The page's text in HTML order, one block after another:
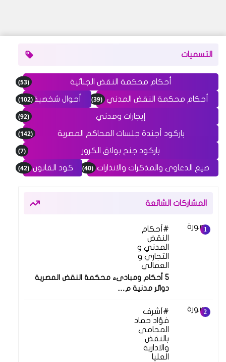
التسميات
أحكام محكمة النقض الجنائية (53)
أحكام محكمة النقض المدني (39) أحوال شخصية(102)
إيجارات ومدني (92)
باركود أجندة جلسات المحاكم المصرية (142)
باركود جنح بولاق الكرور (7)
صيغ الدعاوى والمذكرات والانذارات (40) كود القانون (42)
المشاركات الشائعة
أحكام
النقض
المدني و
التجاري و
العمالي
5 أحكام ومبادىء محكمة النقض المصرية
دوائر مدنية م…
أشرف
فؤاد حماد
المحامي
بالنقض
والادارية
العليا